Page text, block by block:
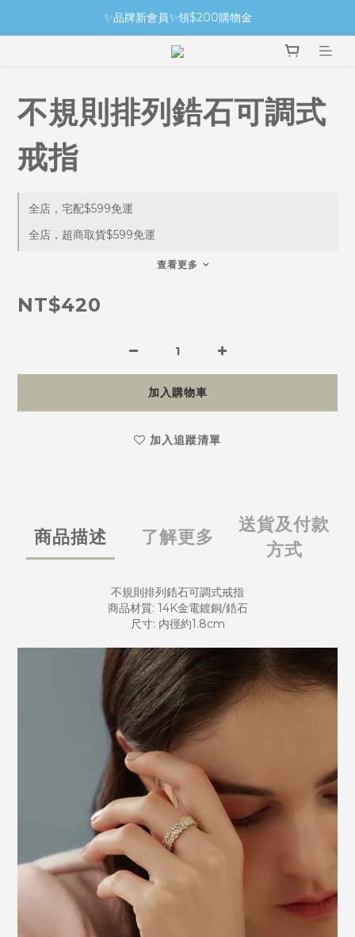
✨品牌新會員✨領$200購物金
不規則排列鋯石可調式
戒指
全店，宅配$599免運
全店，超商取貨$599免運
查看更多
NT$420
加入購物車
加入追蹤清單
商品描述 了解更多
送貨及付款
方式
不規則排列鋯石可調式戒指
商品材質: 14K金電鍍銅/鋯石
尺寸: 内徑約1.8cm